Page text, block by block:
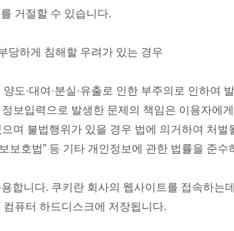
거절할 수 있습니다.
당하게 침해할 우려가 있는 경우
도·대여·분실·유출로 인한 부주의로 인하여
보입력으로 발생한 문제의 책임은 이용자에
며 불법행위가 있을 경우 법에 의거하여 처벌
보호법” 등 기타 개인정보에 관한 법률을 준수
합니다. 쿠키란 회사의 웹사이트를 접속하는
퓨터 하드디스크에 저장됩니다.